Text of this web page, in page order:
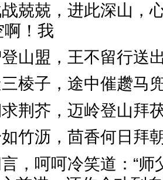
兢兢，进此深山，
空啊！我
登山盟，王不留
三棱子，途中催
求荆芥，迈岭登
如竹沥，茴香何日
，呵呵冷笑道：“师